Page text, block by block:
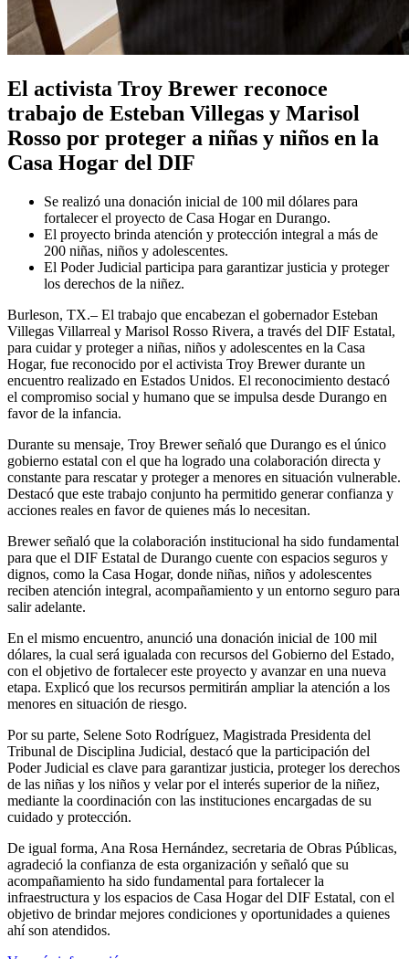
El activista Troy Brewer reconoce
trabajo de Esteban Villegas y Marisol
Rosso por proteger a niñas y niños en la
Casa Hogar del DIF
Se realizó una donación inicial de 100 mil dólares para
fortalecer el proyecto de Casa Hogar en Durango.
El proyecto brinda atención y protección integral a más de
200 niñas, niños y adolescentes.
El Poder Judicial participa para garantizar justicia y proteger
los derechos de la niñez.
Burleson, TX.– El trabajo que encabezan el gobernador Esteban
Villegas Villarreal y Marisol Rosso Rivera, a través del DIF Estatal,
para cuidar y proteger a niñas, niños y adolescentes en la Casa
Hogar, fue reconocido por el activista Troy Brewer durante un
encuentro realizado en Estados Unidos. El reconocimiento destacó
el compromiso social y humano que se impulsa desde Durango en
favor de la infancia.
Durante su mensaje, Troy Brewer señaló que Durango es el único
gobierno estatal con el que ha logrado una colaboración directa y
constante para rescatar y proteger a menores en situación vulnerable.
Destacó que este trabajo conjunto ha permitido generar confianza y
acciones reales en favor de quienes más lo necesitan.
Brewer señaló que la colaboración institucional ha sido fundamental
para que el DIF Estatal de Durango cuente con espacios seguros y
dignos, como la Casa Hogar, donde niñas, niños y adolescentes
reciben atención integral, acompañamiento y un entorno seguro para
salir adelante.
En el mismo encuentro, anunció una donación inicial de 100 mil
dólares, la cual será igualada con recursos del Gobierno del Estado,
con el objetivo de fortalecer este proyecto y avanzar en una nueva
etapa. Explicó que los recursos permitirán ampliar la atención a los
menores en situación de riesgo.
Por su parte, Selene Soto Rodríguez, Magistrada Presidenta del
Tribunal de Disciplina Judicial, destacó que la participación del
Poder Judicial es clave para garantizar justicia, proteger los derechos
de las niñas y los niños y velar por el interés superior de la niñez,
mediante la coordinación con las instituciones encargadas de su
cuidado y protección.
De igual forma, Ana Rosa Hernández, secretaria de Obras Públicas,
agradeció la confianza de esta organización y señaló que su
acompañamiento ha sido fundamental para fortalecer la
infraestructura y los espacios de Casa Hogar del DIF Estatal, con el
objetivo de brindar mejores condiciones y oportunidades a quienes
ahí son atendidos.